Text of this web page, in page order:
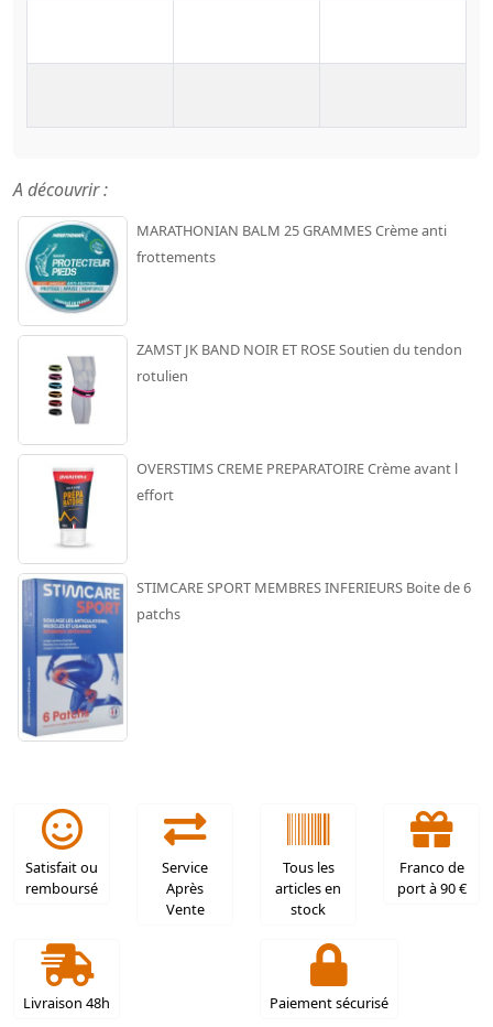
A découvrir :
MARATHONIAN BALM 25 GRAMMES Crème anti
frottements
ZAMST JK BAND NOIR ET ROSE Soutien du tendon
rotulien
OVERSTIMS CREME PREPARATOIRE Crème avant l
effort
STIMCARE SPORT MEMBRES INFERIEURS Boite de 6
patchs
Satisfait ou
remboursé
Service
Après
Vente
Tous les
articles en
stock
Franco de
port à 90 €
Livraison 48h Paiement sécurisé